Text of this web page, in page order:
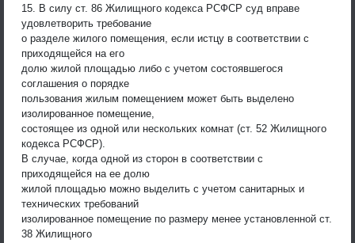
15. В силу ст. 86 Жилищного кодекса РСФСР суд вправе
удовлетворить требование
о разделе жилого помещения, если истцу в соответствии с
приходящейся на его
долю жилой площадью либо с учетом состоявшегося
соглашения о порядке
пользования жилым помещением может быть выделено
изолированное помещение,
состоящее из одной или нескольких комнат (ст. 52 Жилищного
кодекса РСФСР).
В случае, когда одной из сторон в соответствии с
приходящейся на ее долю
жилой площадью можно выделить с учетом санитарных и
технических требований
изолированное помещение по размеру менее установленной ст.
38 Жилищного